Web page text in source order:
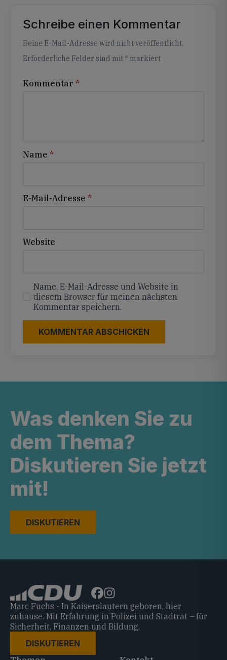
Schreibe einen Kommentar
Deine E-Mail-Adresse wird nicht veröffentlicht.
Erforderliche Felder sind mit * markiert
Kommentar *
Name *
E-Mail-Adresse *
Website
Name, E-Mail-Adresse und Website in
diesem Browser für meinen nächsten
Kommentar speichern.
Alternative:
Was denken Sie zu
dem Thema?
Diskutieren Sie jetzt
mit!
DISKUTIEREN
Marc Fuchs - In Kaiserslautern geboren, hier
zuhause. Mit Erfahrung in Polizei und Stadtrat – für
Sicherheit, Finanzen und Bildung.
DISKUTIEREN